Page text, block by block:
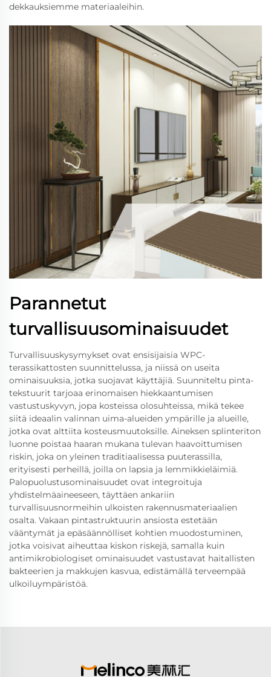
dekkauksiemme materiaaleihin.
Parannetut
turvallisuusominaisuudet
Turvallisuuskysymykset ovat ensisijaisia WPC-
terassikattosten suunnittelussa, ja niissä on useita
ominaisuuksia, jotka suojavat käyttäjiä. Suunniteltu pinta-
tekstuurit tarjoaa erinomaisen hiekkaantumisen
vastustuskyvyn, jopa kosteissa olosuhteissa, mikä tekee
siitä ideaalin valinnan uima-alueiden ympärille ja alueille,
jotka ovat alttiita kosteusmuutoksille. Aineksen splinteriton
luonne poistaa haaran mukana tulevan haavoittumisen
riskin, joka on yleinen traditiaalisessa puuterassilla,
erityisesti perheillä, joilla on lapsia ja lemmikkieläimiä.
Palopuolustusominaisuudet ovat integroituja
yhdistelmäaineeseen, täyttäen ankariin
turvallisuusnormeihin ulkoisten rakennusmateriaalien
osalta. Vakaan pintastruktuurin ansiosta estetään
vääntymät ja epäsäännölliset kohtien muodostuminen,
jotka voisivat aiheuttaa kiskon riskejä, samalla kuin
antimikrobiologiset ominaisuudet vastustavat haitallisten
bakteerien ja makkujen kasvua, edistämällä terveempää
ulkoiluympäristöä.